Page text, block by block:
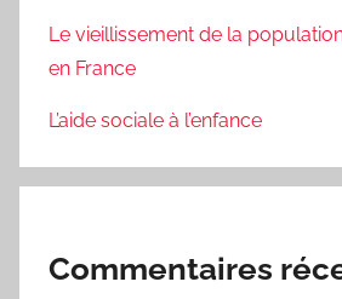
Le vieillissement de la
en France
L’aide sociale à l’enfance
Commentaires